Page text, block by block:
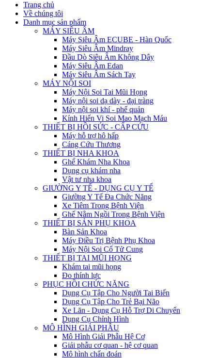
Trang chủ
Về chúng tôi
Danh mục sản phẩm
MÁY SIÊU ÂM
Máy Siêu Âm ECUBE - Hàn Quốc
Máy Siêu Âm Mindray
Đầu Dò Siêu Âm Không Dây
Máy Siêu Âm Edan
Máy Siêu Âm Sách Tay
MÁY NỘI SOI
Máy Nội Soi Tai Mũi Họng
Máy nội soi dạ dày - đại tràng
Máy nội soi khí - phế quản
Kính Hiển Vi Soi Mao Mạch Máu
THIẾT BỊ HỒI SỨC - CẤP CỨU
Máy hỗ trợ hô hấp
Cáng Cứu Thương
THIẾT BỊ NHA KHOA
Ghế Khám Nha Khoa
Dụng cụ khám nha
Vật tư nha khoa
GIƯỜNG Y TẾ - DỤNG CỤ Y TẾ
Giường Y Tế Đa Chức Năng
Xe Tiêm Trong Bệnh Viện
Ghế Nằm Ngồi Trong Bệnh Viện
THIẾT BỊ SẢN PHỤ KHOA
Bàn Sản Khoa
Máy Điều Trị Bệnh Phụ Khoa
Máy Nội Soi Cổ Tử Cung
THIẾT BỊ TAI MŨI HỌNG
Khám tai mũi họng
Đo thính lực
PHỤC HỒI CHỨC NĂNG
Dụng Cụ Tập Cho Người Tai Biến
Dụng Cụ Tập Cho Trẻ Bại Não
Xe Lăn - Dụng Cụ Hỗ Trợ Di Chuyển
Dụng Cụ Chỉnh Hình
MÔ HÌNH GIẢI PHẪU
Mô Hình Giải Phẫu Hệ Cơ
Giải phẫu cơ quan - hệ cơ quan
Mô hình chẩn đoán